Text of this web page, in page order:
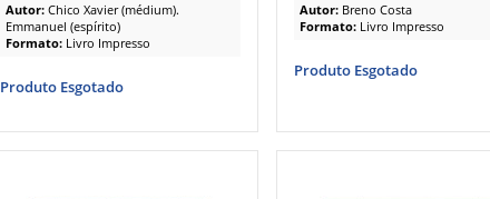
Autor:Chico Xavier (médium).
Emmanuel (espírito)
Formato: Livro Impresso
Produto Esgotado
Autor: Breno Costa
Formato: Livro Impresso
Produto Esgotado